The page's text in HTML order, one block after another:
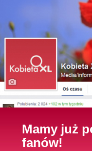
Mamy już
fanów!